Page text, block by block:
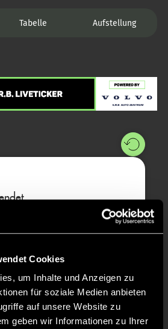
Cookies
um Inhalte und Anzeigen zu
für soziale Medien anbieten
auf unsere Website zu
geben wir Informationen zu Ihrer
Tabelle Aufstellung
FELDTOR
D. 27